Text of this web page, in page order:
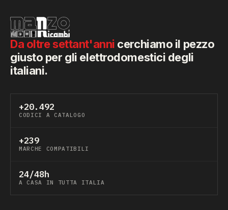
Da oltre settant'anni cerchiamo il pezzo
giusto per gli elettrodomestici degli
italiani.
+20.492
CODICI A CATALOGO
+239
MARCHE COMPATIBILI
24/48h
A CASA IN TUTTA ITALIA